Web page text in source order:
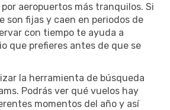
aeropuertos más tranquilos. Si
son fijas y caen en periodos de
con tiempo te ayuda a
que prefieres antes de que se
la herramienta de búsqueda
Podrás ver qué vuelos hay
momentos del año y así